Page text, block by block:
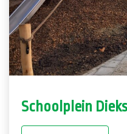
Schoolplein